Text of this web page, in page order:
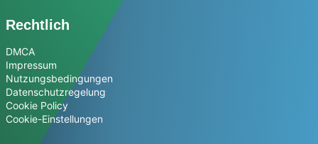
Rechtlich
DMCA
Impressum
Nutzungsbedingungen
Datenschutzregelung
Cookie Policy
Cookie-Einstellungen